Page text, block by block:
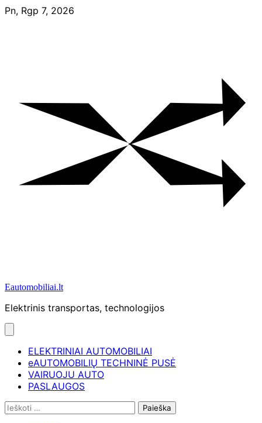
Skip
Pn, Rgp 7, 2026
Eautomobiliai.lt
Elektrinis transportas, technologijos
ELEKTRINIAI AUTOMOBILIAI
eAUTOMOBILIŲ TECHNINĖ PUSĖ
VAIRUOJU AUTO
PASLAUGOS
Ieškoti: